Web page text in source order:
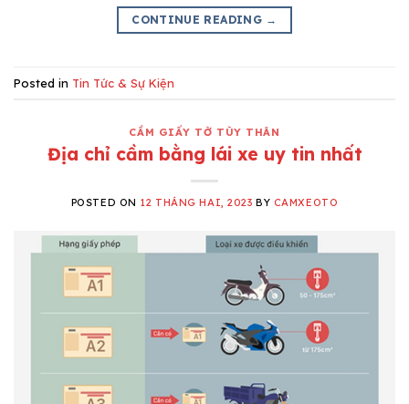
CONTINUE READING →
Posted in Tin Tức & Sự Kiện
CẦM GIẤY TỜ TÙY THÂN
Địa chỉ cầm bằng lái xe uy tin nhất
POSTED ON 12 THÁNG HAI, 2023 BY CAMXEOTO